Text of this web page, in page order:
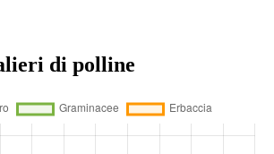
di polline